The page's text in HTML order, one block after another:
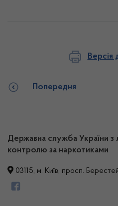
Версія
Попередня
Державна служба України з
контролю за наркотиками
03115, м. Київ, просп.